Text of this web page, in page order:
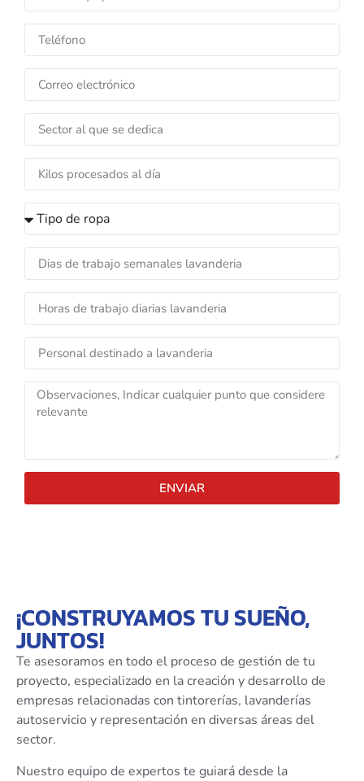
ENVIAR
¡CONSTRUYAMOS TU SUEÑO,
JUNTOS!
Te asesoramos en todo el proceso de gestión de tu
proyecto, especializado en la creación y desarrollo de
empresas relacionadas con tintorerías, lavanderías
autoservicio y representación en diversas áreas del
sector.
Nuestro equipo de expertos te guiará desde la